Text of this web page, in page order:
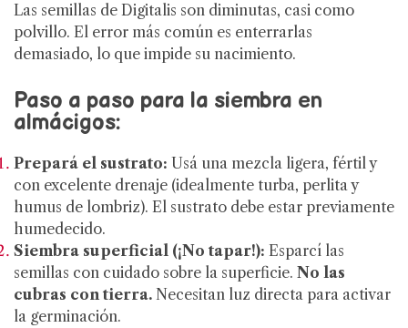
Las semillas de Digitalis son diminutas, casi como
polvillo. El error más común es enterrarlas
demasiado, lo que impide su nacimiento.
Paso a paso para la siembra en
almácigos:
Prepará el sustrato: Usá una mezcla ligera, fértil y
con excelente drenaje (idealmente turba, perlita y
humus de lombriz). El sustrato debe estar previamente
humedecido.
Siembra superficial (¡No tapar!): Esparcí las
semillas con cuidado sobre la superficie. No las
cubras con tierra. Necesitan luz directa para activar
la germinación.